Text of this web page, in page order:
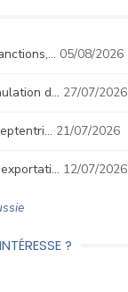
05/08/2026
d… 27/07/2026
21/07/2026
12/07/2026
?